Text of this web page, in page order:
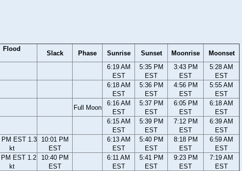
Flood
Slack Phase Sunrise Sunset Moonrise
Moonset
6:19 AM
EST
5:35 PM
EST
3:43 PM
EST
5:28 AM
EST
6:18 AM
EST
5:36 PM
EST
4:56 PM
EST
5:55 AM
EST
Full Moon
6:16 AM
EST
5:37 PM
EST
6:05 PM
EST
6:18 AM
EST
6:15 AM
EST
5:39 PM
EST
7:12 PM
EST
6:39 AM
EST
PM EST 1.3
kt
10:01 PM
EST
6:13 AM
EST
5:40 PM
EST
8:18 PM
EST
6:59 AM
EST
PM EST 1.2
kt
10:40 PM
EST
6:11 AM
EST
5:41 PM
EST
9:23 PM
EST
7:19 AM
EST